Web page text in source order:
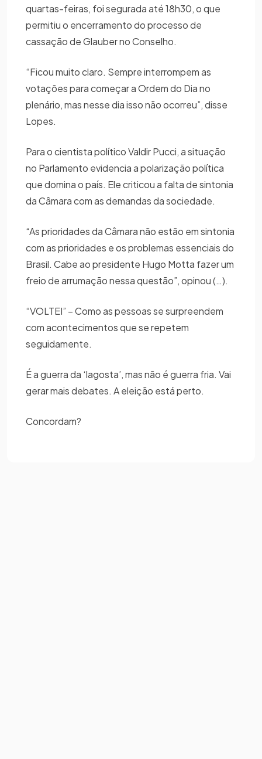
quartas-feiras, foi segurada até 18h30, o que
permitiu o encerramento do processo de
cassação de Glauber no Conselho.
“Ficou muito claro. Sempre interrompem as
votações para começar a Ordem do Dia no
plenário, mas nesse dia isso não ocorreu”, disse
Lopes.
Para o cientista político Valdir Pucci, a situação
no Parlamento evidencia a polarização política
que domina o país. Ele criticou a falta de sintonia
da Câmara com as demandas da sociedade.
“As prioridades da Câmara não estão em sintonia
com as prioridades e os problemas essenciais do
Brasil. Cabe ao presidente Hugo Motta fazer um
freio de arrumação nessa questão”, opinou (…).
“VOLTEI” – Como as pessoas se surpreendem
com acontecimentos que se repetem
seguidamente.
É a guerra da ‘lagosta’, mas não é guerra fria. Vai
gerar mais debates. A eleição está perto.
Concordam?